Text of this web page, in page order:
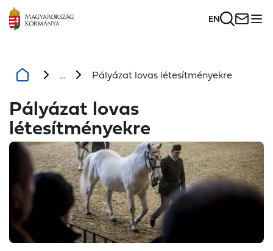
EN
... Pályázat lovas létesítményekre
Pályázat lovas
létesítményekre